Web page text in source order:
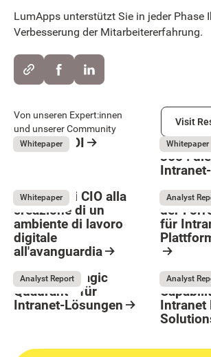
LumApps unterstützt Sie in jeder Phase
Verbesserung der Mitarbeitererfahrung.
Button Text
Von unseren Expert:innen
und unserer Community
Visit
Visit
May 26, 2026
Whitepaper
Intranet ROI May 26,
Whitepaper
365 :
May 26, 2026
Whitepaper
Guida per i CIO alla
creazione di un
ambiente di lavoro
digitale
all'avanguardia
Analyst
der
für
Analyst Report
Gartner® Magic
Quadrant™ für
Intranet-Lösungen
Analyst
Intranet